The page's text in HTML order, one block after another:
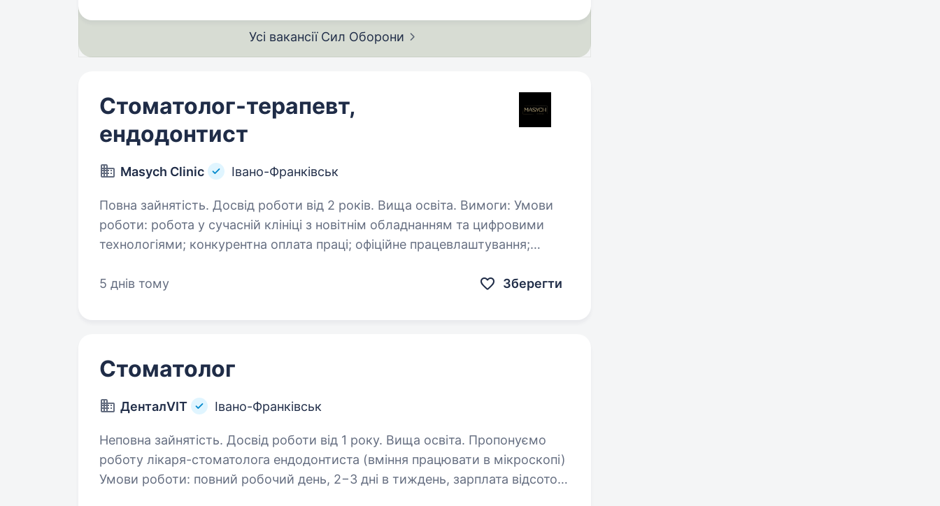
Усі вакансії Сил Оборони
Стоматолог-терапевт,
ендодонтист
Masych Clinic Івано-Франківськ
Повна зайнятість. Досвід роботи від 2 років. Вища освіта. Вимоги: Умови
роботи: робота у сучасній клініці з новітнім обладнанням та цифровими
технологіями; конкурентна оплата праці; офіційне працевлаштування;
5 днів тому
Зберегти
Стоматолог
ДенталVIT Івано-Франківськ
Неповна зайнятість. Досвід роботи від 1 року. Вища освіта. Пропонуємо
роботу лікаря-стоматолога ендодонтиста (вміння працювати в мікроскопі)
Умови роботи: повний робочий день, 2−3 дні в тиждень, зарплата відсоток.